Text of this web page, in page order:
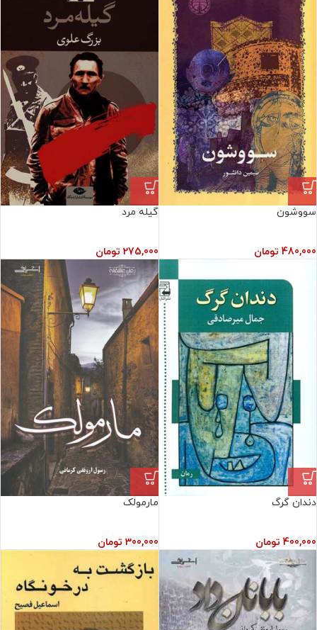
سووشون
480,000 تومان
گیله مرد
275,000 تومان
دندان گرگ
400,000 تومان
مارمولک
300,000 تومان